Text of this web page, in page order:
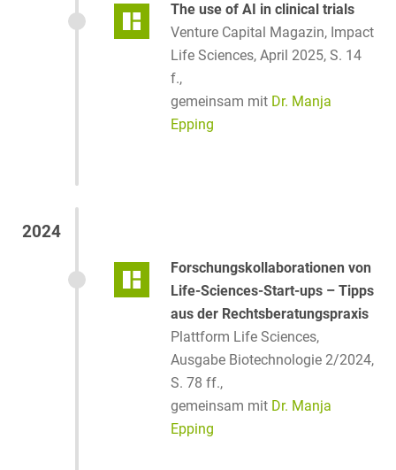
The use of AI in clinical trials
Venture Capital Magazin, Impact
Life Sciences, April 2025, S. 14
f.,
gemeinsam mit Dr. Manja
Epping
2024
Forschungskollaborationen von
Life-Sciences-Start-ups – Tipps
aus der Rechtsberatungspraxis
Plattform Life Sciences,
Ausgabe Biotechnologie 2/2024,
S. 78 ff.,
gemeinsam mit Dr. Manja
Epping